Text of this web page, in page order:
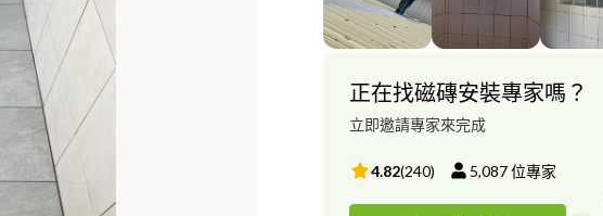
正在找磁磚安裝專家嗎？
立即邀請專家來完成
4.82(240) 5,087位專家